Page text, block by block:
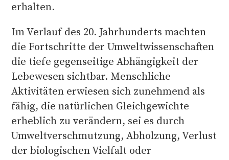
erhalten.
Im Verlauf des 20. Jahrhunderts machten
die Fortschritte der Umweltwissenschaften
die tiefe gegenseitige Abhängigkeit der
Lebewesen sichtbar. Menschliche
Aktivitäten erwiesen sich zunehmend als
fähig, die natürlichen Gleichgewichte
erheblich zu verändern, sei es durch
Umweltverschmutzung, Abholzung, Verlust
der biologischen Vielfalt oder